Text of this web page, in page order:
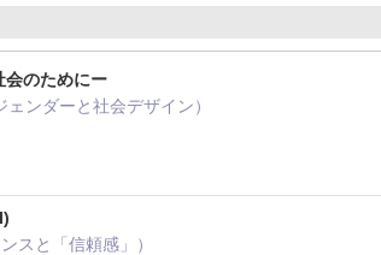
会のためにー
ンダーと社会デザイン）
スと「信頼感」）